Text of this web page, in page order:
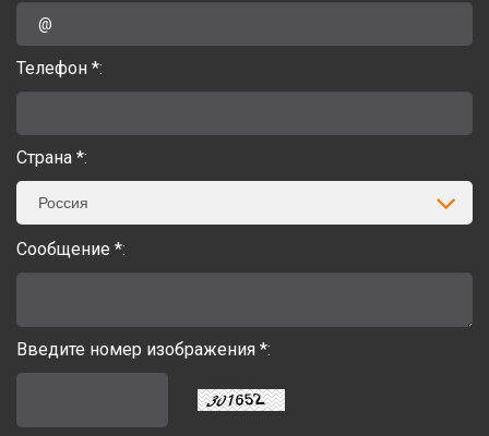
Телефон *:
Страна *:
Россия
Сообщение *:
Введите номер изображения *: